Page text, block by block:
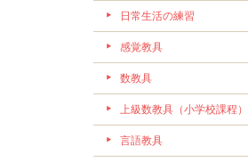
日常生活の練習
感覚教具
数教具
上級数教具（小学校課程）
言語教具